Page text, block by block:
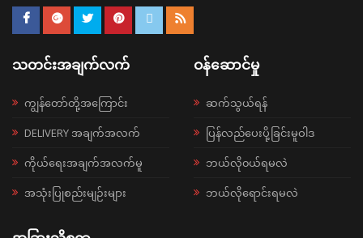
သတင်းအချက်လက်
ကျွန်တော်တို့အကြောင်း
DELIVERY အချက်အလက်
ကိုယ်ရေးအချက်အလက်မူ
အသုံးပြုစည်းမျဉ်းများ
ဝန်ဆောင်မှု
ဆက်သွယ်ရန်
ပြန်လည်ပေးပို့ခြင်းမူဝါဒ
ဘယ်လို၀ယ်ရမလဲ
ဘယ်လိုရောင်းရမလဲ